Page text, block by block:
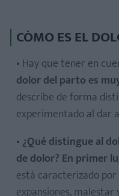
CÓMO ES EL
• Hay que tener en
dolor del parto es
describe de forma
experimentado al dar
• ¿Qué distingue al
de dolor? En primer
está caracterizado
expansiones,